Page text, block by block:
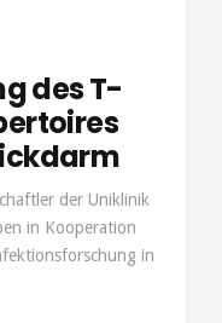
des T-
der Uniklinik
in Kooperation
in